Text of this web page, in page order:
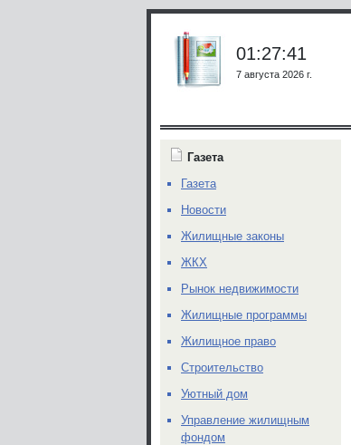
01:27:41
7 августа 2026 г.
Газета
Газета
Новости
Жилищные законы
ЖКХ
Рынок недвижимости
Жилищные программы
Жилищное право
Строительство
Уютный дом
Управление жилищным
фондом